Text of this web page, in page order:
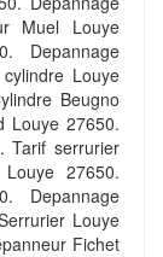
Muel Louye
Depannage
Louye
Beugno
Louye 27650.
Tarif serrurier
27650.
Depannage
Louye
Fichet